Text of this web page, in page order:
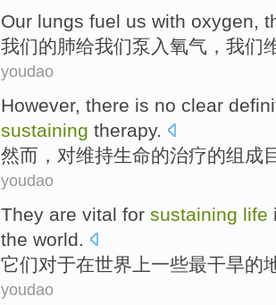
Our lungs fuel us with oxygen,
我们的肺给我们泵入氧气 ，我们
youdao
However, there is no clear
sustaining therapy.
然而 ，对维持生命的治疗的组成
youdao
They are vital for sustaining life
the world
它们对于在世界上一些最干旱的
youdao